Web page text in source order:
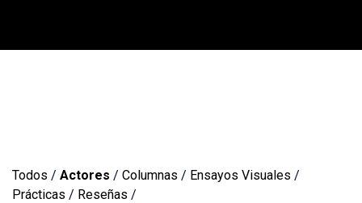
Todos / Actores / Columnas / Ensayos Visuales /
Prácticas / Reseñas /